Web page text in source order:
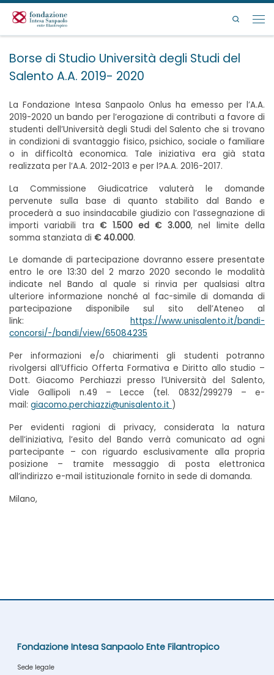
Passa al contenuto
Search
Borse di Studio Università degli Studi del
Salento A.A. 2019- 2020
La Fondazione Intesa Sanpaolo Onlus ha emesso per l’A.A.
2019-2020 un bando per l’erogazione di contributi a favore di
studenti dell’Università degli Studi del Salento che si trovano
in condizioni di svantaggio fisico, psichico, sociale o familiare
o in difficoltà economica. Tale iniziativa era già stata
realizzata per l’A.A. 2012-2013 e per l?A.A. 2016-2017.
La Commissione Giudicatrice valuterà le domande
pervenute sulla base di quanto stabilito dal Bando e
procederà a suo insindacabile giudizio con l’assegnazione di
importi variabili tra€ 1.500 ed € 3.000, nel limite della
somma stanziata di € 40.000.
Le domande di partecipazione dovranno essere presentate
entro le ore 13:30 del 2 marzo 2020 secondo le modalità
indicate nel Bando al quale si rinvia per qualsiasi altra
ulteriore informazione nonché al fac-simile di domanda di
partecipazione disponibile sul sito dell’Ateneo al
link: https://www.unisalento.it/bandi-
concorsi/-/bandi/view/65084235
Per informazioni e/o chiarimenti gli studenti potranno
rivolgersi all’Ufficio Offerta Formativa e Diritto allo studio –
Dott. Giacomo Perchiazzi presso l’Università del Salento,
Viale Gallipoli n.49 – Lecce (tel. 0832/299279 – e-
mail: giacomo.perchiazzi@unisalento.it )
Per evidenti ragioni di privacy, considerata la natura
dell’iniziativa, l’esito del Bando verrà comunicato ad ogni
partecipante – con riguardo esclusivamente alla propria
posizione – tramite messaggio di posta elettronica
all’indirizzo e-mail istituzionale fornito in sede di domanda.
Milano,
Fondazione Intesa Sanpaolo Ente Filantropico
Sede legale